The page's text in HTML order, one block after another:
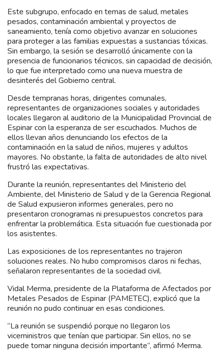
Este subgrupo, enfocado en temas de salud, metales
pesados, contaminación ambiental y proyectos de
saneamiento, tenía como objetivo avanzar en soluciones
para proteger a las familias expuestas a sustancias tóxicas.
Sin embargo, la sesión se desarrolló únicamente con la
presencia de funcionarios técnicos, sin capacidad de decisión,
lo que fue interpretado como una nueva muestra de
desinterés del Gobierno central.
Desde tempranas horas, dirigentes comunales,
representantes de organizaciones sociales y autoridades
locales llegaron al auditorio de la Municipalidad Provincial de
Espinar con la esperanza de ser escuchados. Muchos de
ellos llevan años denunciando los efectos de la
contaminación en la salud de niños, mujeres y adultos
mayores. No obstante, la falta de autoridades de alto nivel
frustró las expectativas.
Durante la reunión, representantes del Ministerio del
Ambiente, del Ministerio de Salud y de la Gerencia Regional
de Salud expusieron informes generales, pero no
presentaron cronogramas ni presupuestos concretos para
enfrentar la problemática. Esta situación fue cuestionada por
los asistentes.
Las exposiciones de los representantes no trajeron
soluciones reales. No hubo compromisos claros ni fechas,
señalaron representantes de la sociedad civil.
Vidal Merma, presidente de la Plataforma de Afectados por
Metales Pesados de Espinar (PAMETEC), explicó que la
reunión no pudo continuar en esas condiciones.
“La reunión se suspendió porque no llegaron los
viceministros que tenían que participar. Sin ellos, no se
puede tomar ninguna decisión importante”, afirmó Merma.